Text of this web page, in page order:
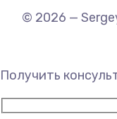
© 2026 —
Получить